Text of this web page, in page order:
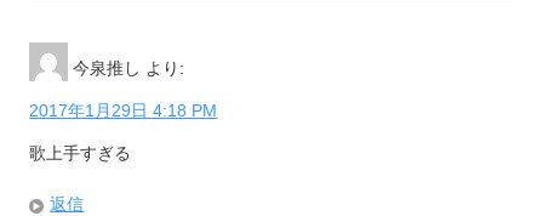
今泉推し より:
2017年1月29日 4:18 PM
歌上手すぎる
返信